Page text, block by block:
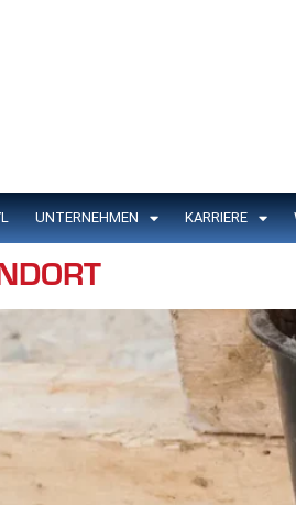
UNTERNEHMEN KARRIERE